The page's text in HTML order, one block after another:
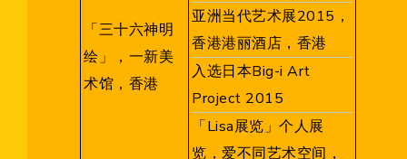
「三十六神明
绘」，一新美
术馆，香港
亚洲当代艺术展2015，
香港港丽酒店，香港
入选日本Big-i Art
Project 2015
「Lisa展览」个人展
览，爱不同艺术空间，